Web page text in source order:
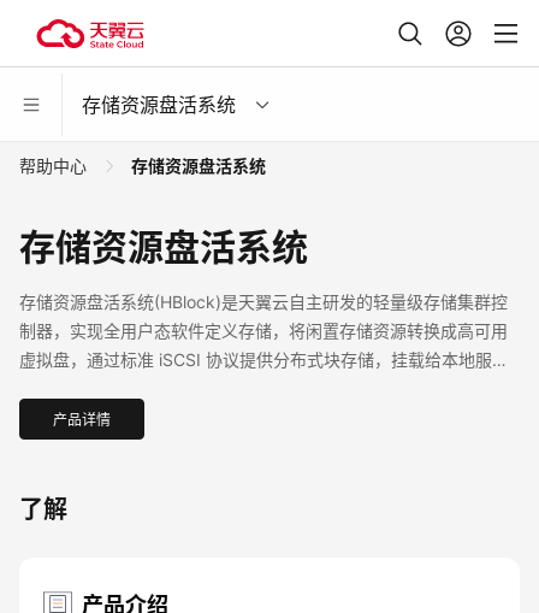
存储资源盘活系统
帮助中心 存储资源盘活系统
存储资源盘活系统
存储资源盘活系统(HBlock)是天翼云自主研发的轻量级存储集群控
制器，实现全用户态软件定义存储，将闲置存储资源转换成高可用
虚拟盘，通过标准 iSCSI 协议提供分布式块存储，挂载给本地服务
时支持数据上传到对象存储，提供软件和一体机两种产品形态。
产品详情
了解
产品介绍